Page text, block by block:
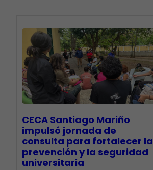
CECA Santiago Mariño
impulsó jornada de
consulta para fortalecer la
prevención y la seguridad
universitaria